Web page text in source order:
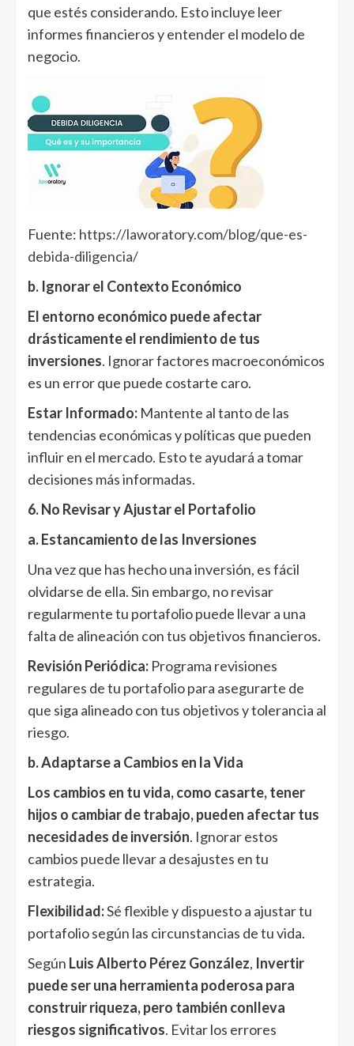
que estés considerando. Esto incluye leer
informes financieros y entender el modelo de
negocio.
Fuente: https://laworatory.com/blog/que-es-
debida-diligencia/
b. Ignorar el Contexto Económico
El entorno económico puede afectar
drásticamente el rendimiento de tus
inversiones. Ignorar factores macroeconómicos
es un error que puede costarte caro.
Estar Informado: Mantente al tanto de las
tendencias económicas y políticas que pueden
influir en el mercado. Esto te ayudará a tomar
decisiones más informadas.
6. No Revisar y Ajustar el Portafolio
a. Estancamiento de las Inversiones
Una vez que has hecho una inversión, es fácil
olvidarse de ella. Sin embargo, no revisar
regularmente tu portafolio puede llevar a una
falta de alineación con tus objetivos financieros.
Revisión Periódica: Programa revisiones
regulares de tu portafolio para asegurarte de
que siga alineado con tus objetivos y tolerancia al
riesgo.
b. Adaptarse a Cambios en la Vida
Los cambios en tu vida, como casarte, tener
hijos o cambiar de trabajo, pueden afectar tus
necesidades de inversión. Ignorar estos
cambios puede llevar a desajustes en tu
estrategia.
Flexibilidad:Sé flexible y dispuesto a ajustar tu
portafolio según las circunstancias de tu vida.
Según Luis Alberto Pérez González, Invertir
puede ser una herramienta poderosa para
construir riqueza, pero también conlleva
riesgos significativos. Evitar los errores